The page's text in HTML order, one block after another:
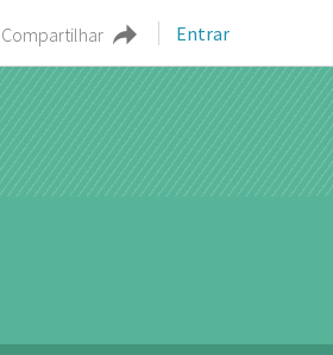
Compartilhar Entrar